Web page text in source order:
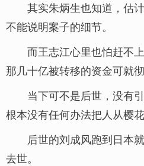
其实朱炳生也知道，估
不能说明案子的细节。
而王志江心里也怕赶不
那几十亿被转移的资金可就彻
当下可不是后世，没有
根本没有任何办法把人从樱花
后世的刘成风跑到日本
去世。